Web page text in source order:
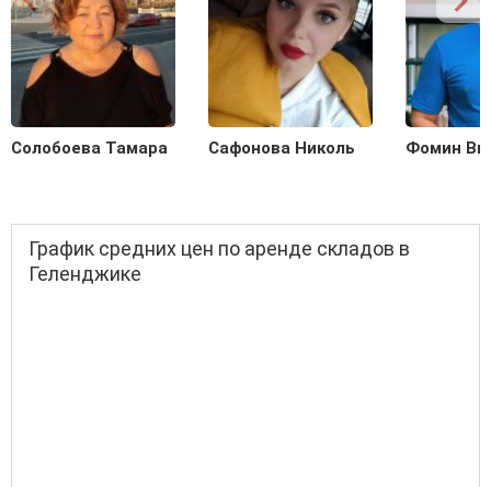
Солобоева Тамара Сафонова Николь Фомин
График средних цен по аренде складов в
Геленджике